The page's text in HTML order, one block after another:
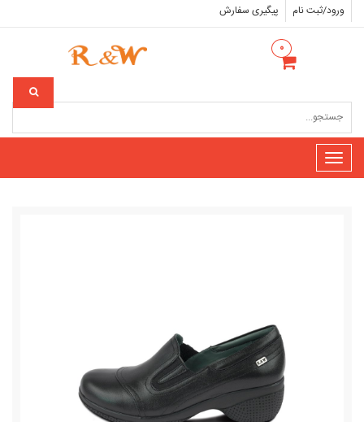
ورود/ثبت نام پیگیری سفارش
۰
Toggle
navigation